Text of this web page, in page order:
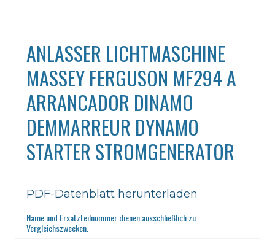
ANLASSER LICHTMASCHINE
MASSEY FERGUSON MF294 A
ARRANCADOR DINAMO
DEMMARREUR DYNAMO
STARTER STROMGENERATOR
PDF-Datenblatt herunterladen
Name und Ersatzteilnummer dienen ausschließlich zu
Vergleichszwecken.